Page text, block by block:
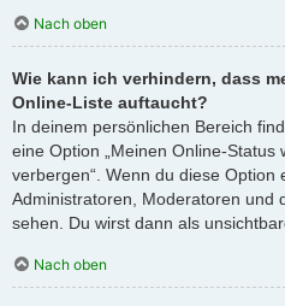
Nach oben
Wie kann ich verhindern, dass
Online-Liste auftaucht?
In deinem persönlichen Bereich
eine Option „Meinen Online-Status
verbergen“. Wenn du diese Option
Administratoren, Moderatoren und
sehen. Du wirst dann als
Nach oben